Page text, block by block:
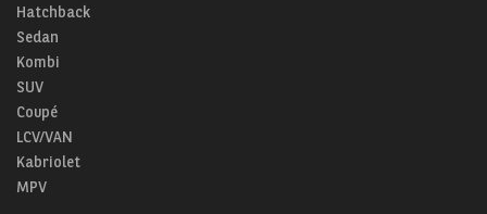
Hatchback
Sedan
Kombi
SUV
Coupé
LCV/VAN
Kabriolet
MPV